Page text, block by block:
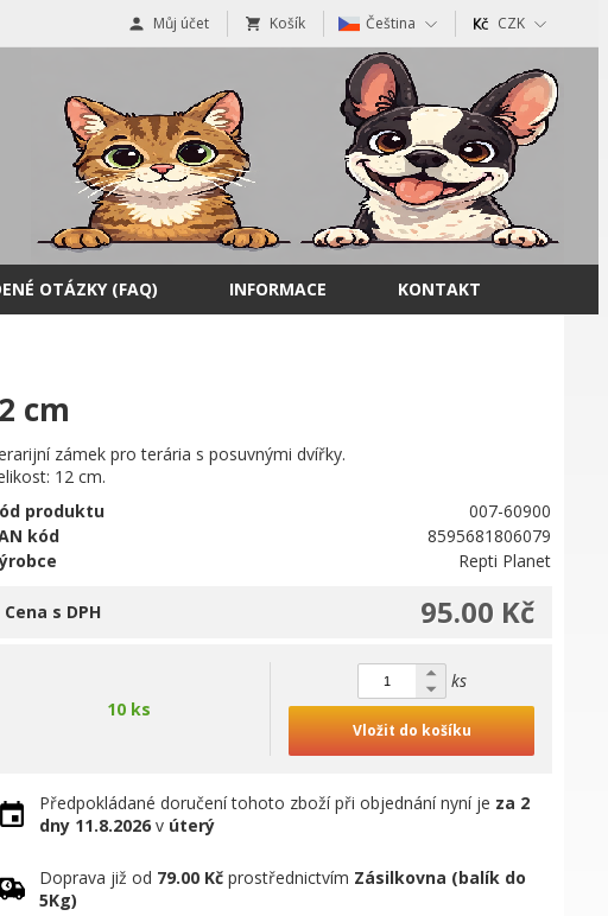
Můj účet Košík Čeština CZK
OTÁZKY (FAQ) INFORMACE KONTAKT
cm
zámek pro terária s posuvnými dvířky.
12 cm.
produktu
007-60900
kód
8595681806079
Repti Planet
95.00 Kč
Cena s DPH
10 ks
ks
Vložit do košíku
Předpokládané doručení tohoto zboží při objednání nyní je za 2
dny 11.8.2026 v úterý
Doprava již od 79.00 Kč prostřednictvím Zásilkovna (balík do
5Kg)